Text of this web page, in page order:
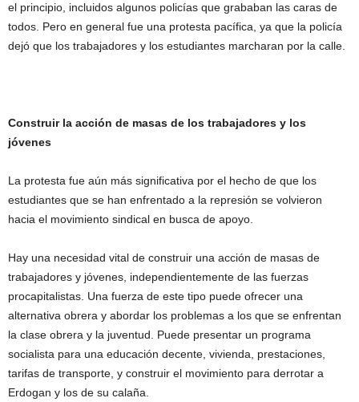
el principio, incluidos algunos policías que grababan las caras de
todos. Pero en general fue una protesta pacífica, ya que la policía
dejó que los trabajadores y los estudiantes marcharan por la calle.
Construir la acción de masas de los trabajadores y los
jóvenes
La protesta fue aún más significativa por el hecho de que los
estudiantes que se han enfrentado a la represión se volvieron
hacia el movimiento sindical en busca de apoyo.
Hay una necesidad vital de construir una acción de masas de
trabajadores y jóvenes, independientemente de las fuerzas
procapitalistas. Una fuerza de este tipo puede ofrecer una
alternativa obrera y abordar los problemas a los que se enfrentan
la clase obrera y la juventud. Puede presentar un programa
socialista para una educación decente, vivienda, prestaciones,
tarifas de transporte, y construir el movimiento para derrotar a
Erdogan y los de su calaña.